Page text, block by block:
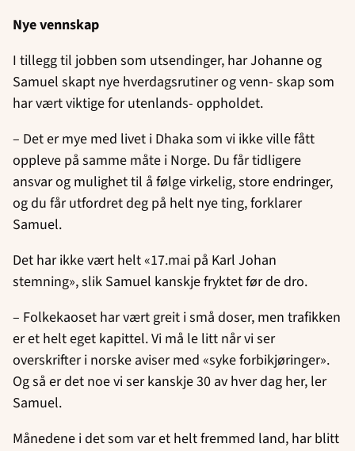
Nye vennskap
I tillegg til jobben som utsendinger, har Johanne og
Samuel skapt nye hverdagsrutiner og venn- skap som
har vært viktige for utenlands- oppholdet.
– Det er mye med livet i Dhaka som vi ikke ville fått
oppleve på samme måte i Norge. Du får tidligere
ansvar og mulighet til å følge virkelig, store endringer,
og du får utfordret deg på helt nye ting, forklarer
Samuel.
Det har ikke vært helt «17.mai på Karl Johan
stemning», slik Samuel kanskje fryktet før de dro.
– Folkekaoset har vært greit i små doser, men trafikken
er et helt eget kapittel. Vi må le litt når vi ser
overskrifter i norske aviser med «syke forbikjøringer».
Og så er det noe vi ser kanskje 30 av hver dag her, ler
Samuel.
Månedene i det som var et helt fremmed land, har blitt